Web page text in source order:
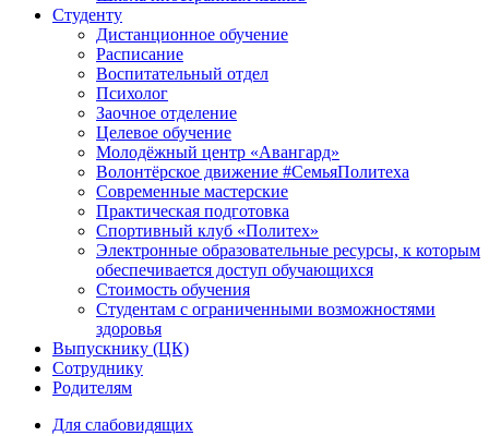
Студенту
Дистанционное обучение
Расписание
Воспитательный отдел
Психолог
Заочное отделение
Целевое обучение
Молодёжный центр «Авангард»
Волонтёрское движение #СемьяПолитеха
Современные мастерские
Практическая подготовка
Спортивный клуб «Политех»
Электронные образовательные ресурсы, к которым
обеспечивается доступ обучающихся
Стоимость обучения
Студентам с ограниченными возможностями
здоровья
Выпускнику (ЦК)
Сотруднику
Родителям
Для слабовидящих